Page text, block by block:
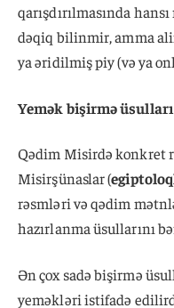
qarışdırılmasında
dəqiq bilinmir, amma
ya əridilmiş piy (və ya
Yemək bişirmə üsulları
Qədim Misirdə konkret
Misirşünaslar (
rəsmləri və qədim
hazırlanma üsullarını
Ən çox sadə bişirmə
yeməkləri istifadə